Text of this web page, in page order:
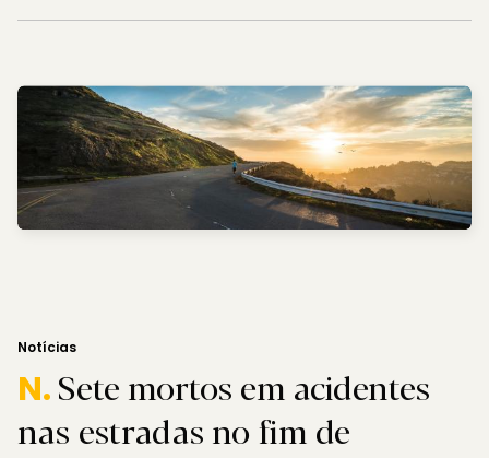
Notícias
N.Sete mortos em acidentes
nas estradas no fim de